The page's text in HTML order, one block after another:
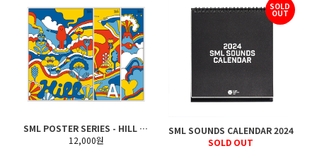
SML POSTER SERIES - HILL / SEA / SKY
12,000원
SML SOUNDS CALENDAR 2024
SOLD OUT
SOLD
OUT